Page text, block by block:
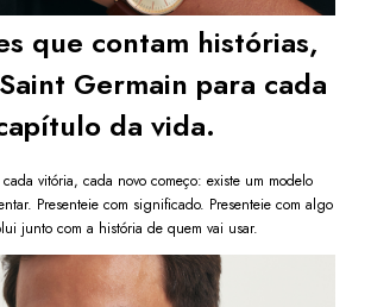
que contam histórias,
Germain para cada
da vida.
vitória, cada novo começo: existe um modelo
Presenteie com significado. Presenteie com algo
junto com a história de quem vai usar.